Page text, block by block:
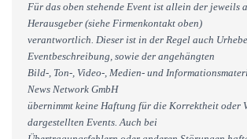
Für das oben stehende Event ist allein der jeweils
Herausgeber (siehe Firmenkontakt oben)
verantwortlich. Dieser ist in der Regel auch
Eventbeschreibung, sowie der angehängten
Bild-, Ton-, Video-, Medien- und
News Network GmbH
übernimmt keine Haftung für die Korrektheit oder
dargestellten Events. Auch bei